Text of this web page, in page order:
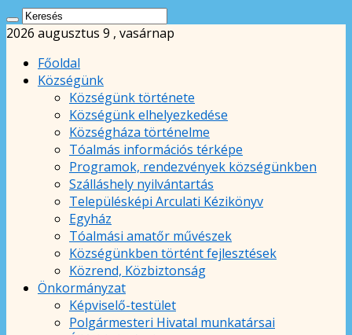
2026 augusztus 9 , vasárnap
Főoldal
Községünk
Községünk története
Községünk elhelyezkedése
Községháza történelme
Tóalmás információs térképe
Programok, rendezvények községünkben
Szálláshely nyilvántartás
Településképi Arculati Kézikönyv
Egyház
Tóalmási amatőr művészek
Községünkben történt fejlesztések
Közrend, Közbiztonság
Önkormányzat
Képviselő-testület
Polgármesteri Hivatal munkatársai